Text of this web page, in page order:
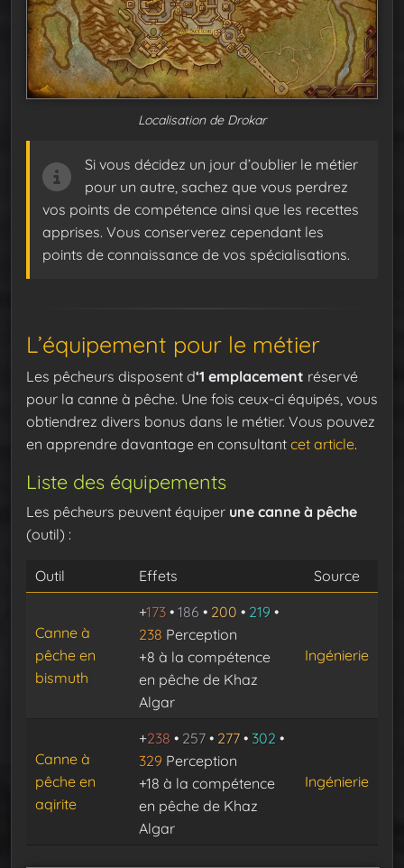
Localisation de Drokar
Si vous décidez un jour d’oublier le métier
pour un autre, sachez que vous perdrez
vos points de compétence ainsi que les recettes
apprises. Vous conserverez cependant les
points de connaissance de vos spécialisations.
L’équipement pour le métier
Les pêcheurs disposent d‘1 emplacement réservé
pour la canne à pêche. Une fois ceux-ci équipés, vous
obtiendrez divers bonus dans le métier. Vous pouvez
en apprendre davantage en consultant cet article.
Liste des équipements
Les pêcheurs peuvent équiper une canne à pêche
(outil) :
Outil Effets Source
Canne à
pêche en
bismuth
+173 • 186 • 200 • 219 •
238 Perception
+8 à la compétence
en pêche de Khaz
Algar
Ingénierie
Canne à
pêche en
aqirite
+238 • 257 • 277 • 302 •
329 Perception
+18 à la compétence
en pêche de Khaz
Algar
Ingénierie